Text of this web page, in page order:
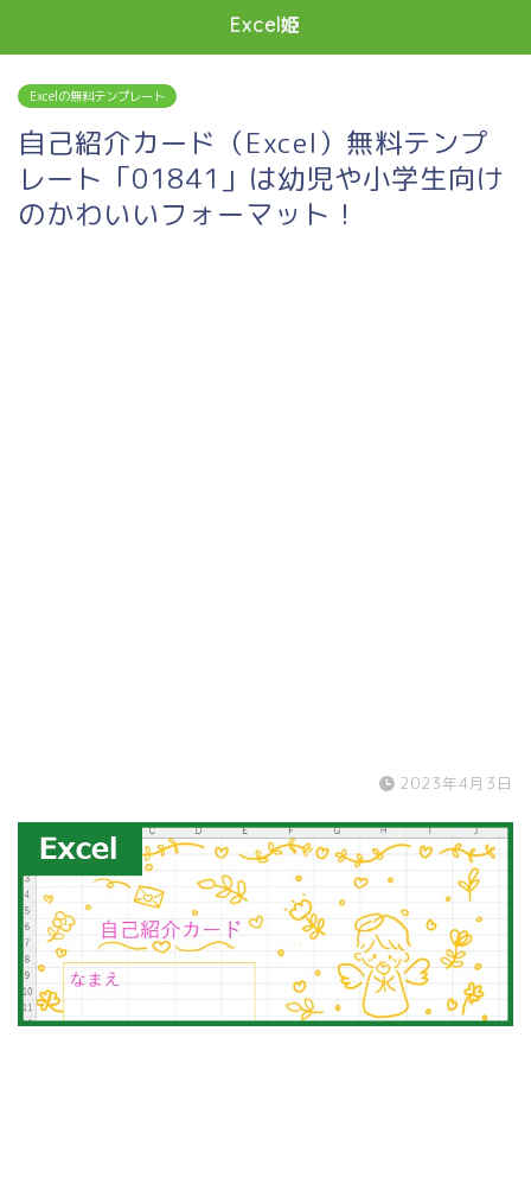
Excel姫
Excelの無料テンプレート
自己紹介カード（Excel）無料テンプ
レート「01841」は幼児や小学生向け
のかわいいフォーマット！
2023年4月3日